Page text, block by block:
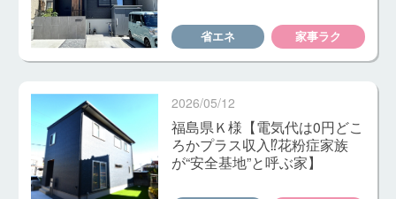
省エネ 家事ラク
2026/05/12
福島県Ｋ様【電気代は0円どこ
ろかプラス収入⁉花粉症家族
が“安全基地”と呼ぶ家】